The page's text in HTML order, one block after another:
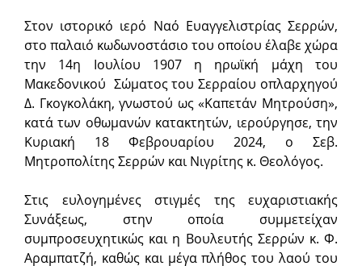
Στον ιστορικό ιερό Ναό Ευαγγελιστρίας Σερρών,
στο παλαιό κωδωνοστάσιο του οποίου έλαβε χώρα
την 14η Ιουλίου 1907 η ηρωϊκή μάχη του
Μακεδονικού Σώματος του Σερραίου οπλαρχηγού
Δ. Γκογκολάκη, γνωστού ως «Καπετάν Μητρούση»,
κατά των οθωμανών κατακτητών, ιερούργησε, την
Κυριακή 18 Φεβρουαρίου 2024, ο Σεβ.
Μητροπολίτης Σερρών και Νιγρίτης κ. Θεολόγος.
Στις ευλογημένες στιγμές της ευχαριστιακής
Συνάξεως, στην οποία συμμετείχαν
συμπροσευχητικώς και η Βουλευτής Σερρών κ. Φ.
Αραμπατζή, καθώς και μέγα πλήθος του λαού του